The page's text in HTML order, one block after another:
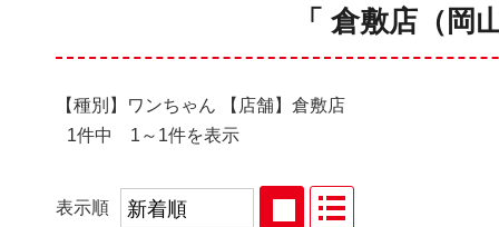
「 倉敷店（
【種別】ワンちゃん 【店舗】倉敷店
1件中 1～1件を表示
表示順